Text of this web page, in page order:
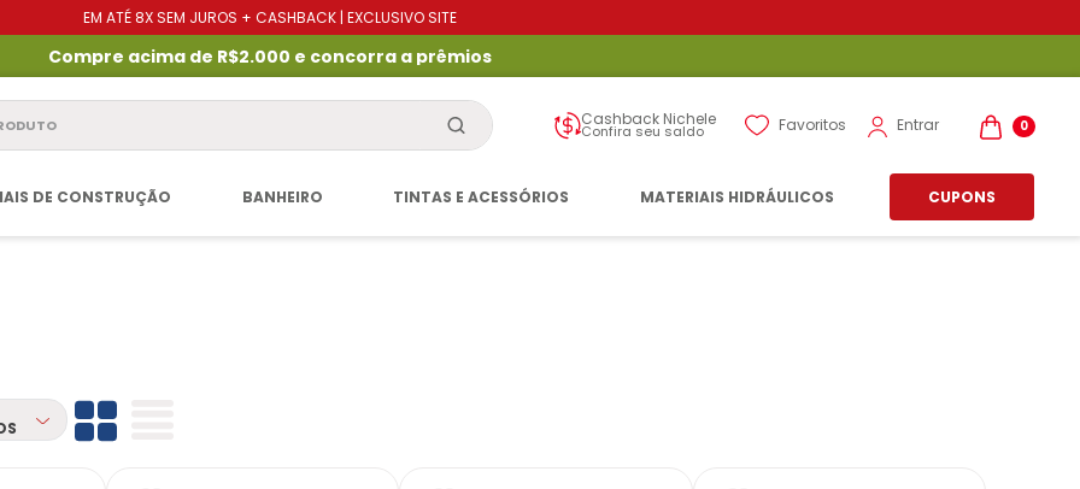
EM ATÉ 8X SEM JUROS + CASHBACK | EXCLUSIVO SITE
Compre acima de R$2.000 e concorra a prêmios
Cashback Nichele
Confira seu saldo Favoritos Entrar 0
DE CONSTRUÇÃO BANHEIRO TINTAS E ACESSÓRIOS MATERIAIS HIDRÁULICOS CUPONS